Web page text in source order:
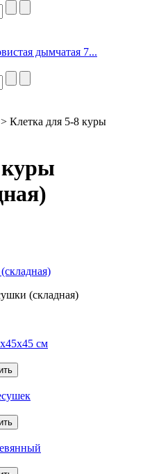
дымчатая 7...
> Клетка для 5-8 куры
куры
см